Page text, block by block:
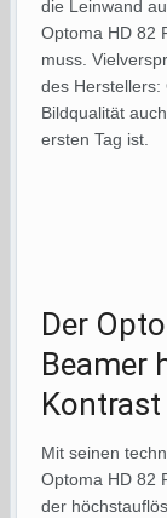
die Leinwand
Optoma HD 82
muss.
des Herstellers:
Bildqualität
ersten Tag ist.
Der
Beamer
Kontrast
Mit seinen
Optoma HD 82
der